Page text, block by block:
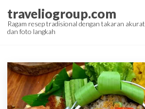
the
traveliogroup.com
Ragam resep tradisional dengan takaran akurat
dan foto langkah